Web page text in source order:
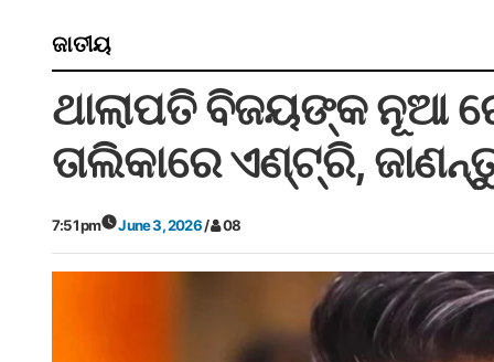
ଜାତୀୟ
ଥାଲାପତି ବିଜୟଙ୍କ ନୂଆ
ତାଲିକାରେ ଏଣ୍ଟ୍ରି,
7:51 pm June 3, 2026/ 08